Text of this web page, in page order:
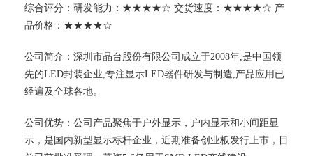
综合评分：研发能力：★★★★☆ 交货速度：★★★★☆ 产
品价格：★★★★☆
公司简介：深圳市晶台股份有限公司成立于2008年,是中国领
先的LED封装企业,专注显示LED器件研发与制造,产品应用已
经遍及全球各地。
公司优势：公司产品聚焦于户外显示，户内显示和小间距显
示，是国内新型显示标杆企业，近期准备创业板发行上市，目